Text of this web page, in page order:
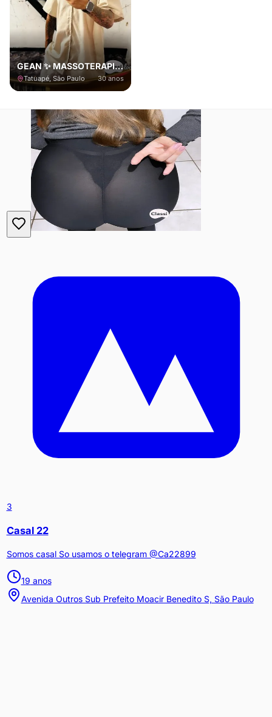
GEAN ✨️ MASSOTERAPIAS
Tatuapé, São Paulo 30anos
3
Casal 22
Somos casal So usamos o telegram @Ca22899
19 anos
Avenida Outros Sub Prefeito Moacir Benedito S, São Paulo